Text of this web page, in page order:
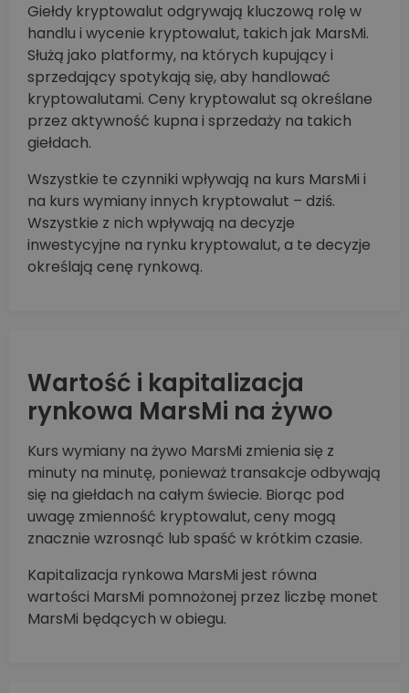
Giełdy kryptowalut odgrywają kluczową rolę w
handlu i wycenie kryptowalut, takich jak MarsMi.
Służą jako platformy, na których kupujący i
sprzedający spotykają się, aby handlować
kryptowalutami. Ceny kryptowalut są określane
przez aktywność kupna i sprzedaży na takich
giełdach.
Wszystkie te czynniki wpływają na kurs MarsMi i
na kurs wymiany innych kryptowalut – dziś.
Wszystkie z nich wpływają na decyzje
inwestycyjne na rynku kryptowalut, a te decyzje
określają cenę rynkową.
Wartość i kapitalizacja
rynkowa MarsMi na żywo
Kurs wymiany na żywo MarsMi zmienia się z
minuty na minutę, ponieważ transakcje odbywają
się na giełdach na całym świecie. Biorąc pod
uwagę zmienność kryptowalut, ceny mogą
znacznie wzrosnąć lub spaść w krótkim czasie.
Kapitalizacja rynkowa MarsMi jest równa
wartości MarsMi pomnożonej przez liczbę monet
MarsMi będących w obiegu.